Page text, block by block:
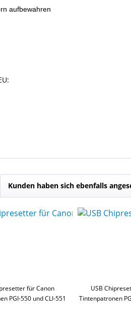
aufbewahren
Kunden haben sich ebenfalls
für Canon
PGI-550 und CLI-551
USB
Tintenpatronen